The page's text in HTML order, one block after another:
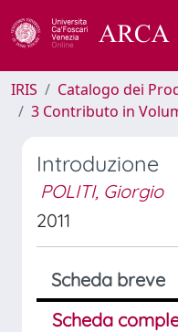
IRIS
Catalogo dei
3 Contributo in
Introduzione
POLITI, Giorgio
2011
Scheda breve
Scheda